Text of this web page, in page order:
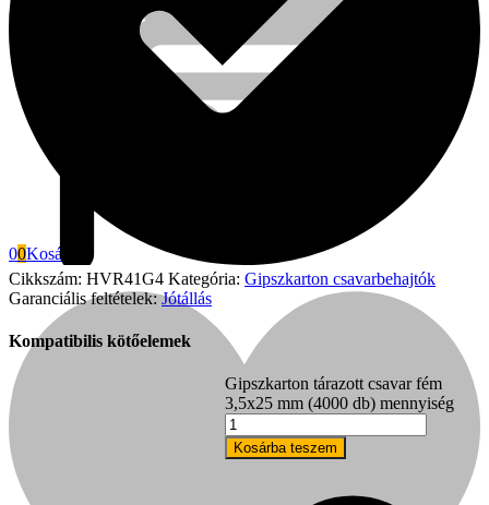
Fini Betta
00Kosár
Cikkszám: HVR41G4 Kategória: Gipszkarton csavarbehajtók
Garanciális feltételek:Jótállás
Kompatibilis kötőelemek
Gipszkarton tárazott csavar fém
3,5x25 mm (4000 db) mennyiség
Kosárba teszem